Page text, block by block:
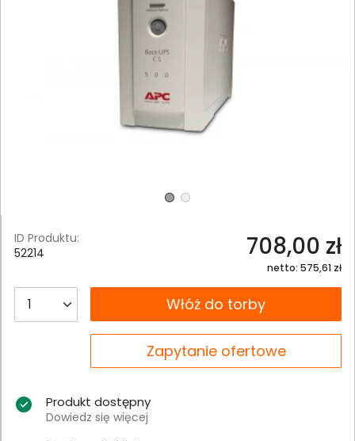
ID Produktu:
52214
708,00 zł
netto: 575,61 zł
__B2C.PRODUCT.QUANTITYWłóż do torby
Zapytanie ofertowe
Produkt dostępny
Dowiedz się więcej